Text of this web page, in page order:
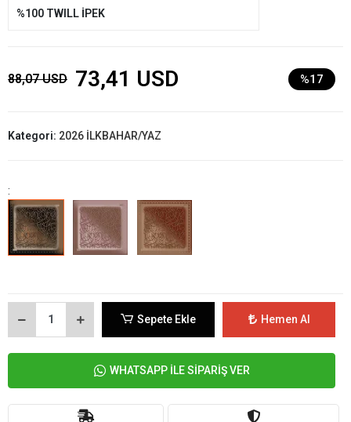
%100 TWILL İPEK
88,07 USD 73,41 USD %17
Kategori: 2026 İLKBAHAR/YAZ
:
Sepete Ekle Hemen Al
WHATSAPP İLE SİPARİŞ VER